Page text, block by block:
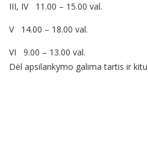
III, IV 11.00 – 15.00 val.
V 14.00 – 18.00 val.
VI 9.00 – 13.00 val.
Dėl apsilankymo galima tartis ir